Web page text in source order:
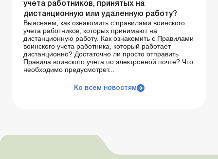
учета работников, принятых на
дистанционную или удаленную работу?
Выясняем, как ознакомить с правилами воинского
учета работников, которых принимают на
дистанционную работу. Как ознакомить с Правилами
воинского учета работника, который работает
дистанционно? Достаточно ли просто отправить
Правила воинского учета по электронной почте? Что
необходимо предусмотрет...
Ко всем новостям